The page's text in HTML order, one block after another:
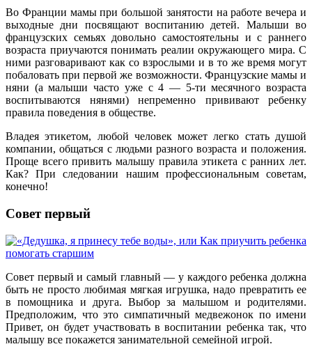
Во Франции мамы при большой занятости на работе вечера и
выходные дни посвящают воспитанию детей. Малыши во
французских семьях довольно самостоятельны и с раннего
возраста приучаются понимать реалии окружающего мира. С
ними разговаривают как со взрослыми и в то же время могут
побаловать при первой же возможности. Французские мамы и
няни (а малыши часто уже с 4 — 5-ти месячного возраста
воспитываются нянями) непременно прививают ребенку
правила поведения в обществе.
Владея этикетом, любой человек может легко стать душой
компании, общаться с людьми разного возраста и положения.
Проще всего привить малышу правила этикета с ранних лет.
Как? При следовании нашим профессиональным советам,
конечно!
Совет первый
Совет первый и самый главный — у каждого ребенка должна
быть не просто любимая мягкая игрушка, надо превратить ее
в помощника и друга. Выбор за малышом и родителями.
Предположим, что это симпатичный медвежонок по имени
Привет, он будет участвовать в воспитании ребенка так, что
малышу все покажется занимательной семейной игрой.